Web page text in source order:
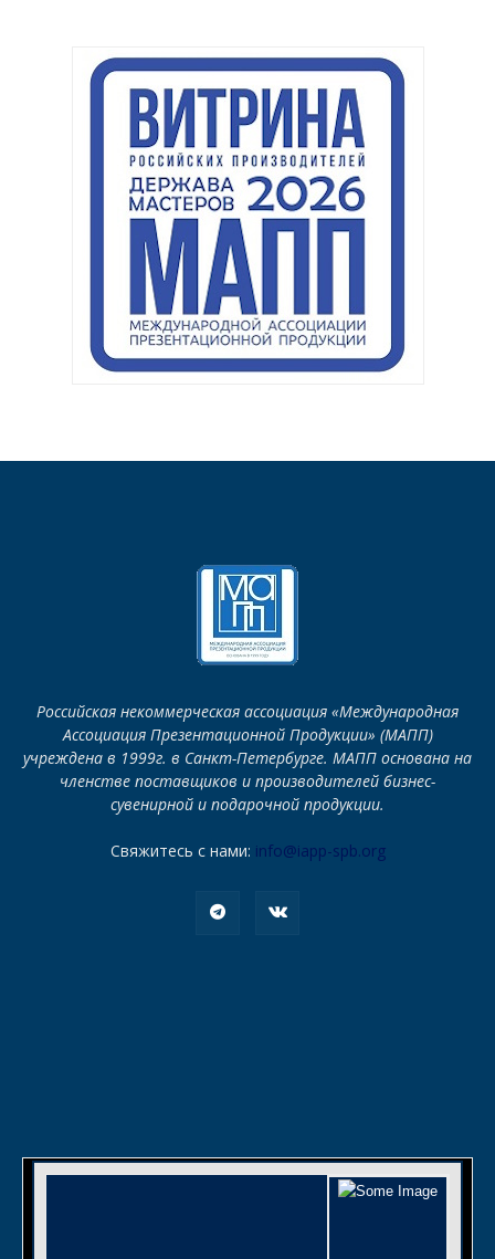
Российская некоммерческая ассоциация «Международная
Ассоциация Презентационной Продукции» (МАПП)
учреждена в 1999г. в Санкт-Петербурге. МАПП основана на
членстве поставщиков и производителей бизнес-
сувенирной и подарочной продукции.
Свяжитесь с нами: info@iapp-spb.org